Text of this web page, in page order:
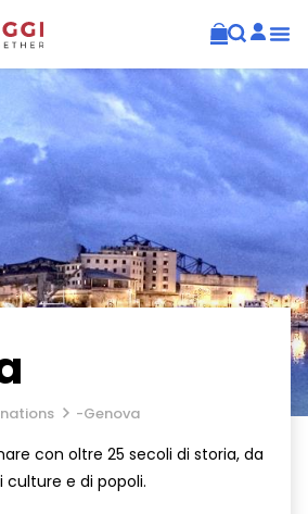
-Genova
con oltre 25 secoli di storia, da
e di popoli.